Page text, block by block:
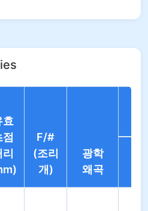
효
F/#
(조리
개)
광학
왜곡